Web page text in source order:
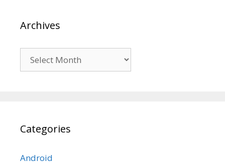
Archives
Categories
Android